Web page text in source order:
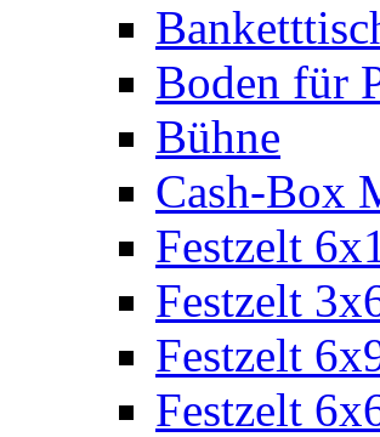
Boden für
Bühne
Cash-Box
Festzelt
Festzelt
Festzelt
Festzelt